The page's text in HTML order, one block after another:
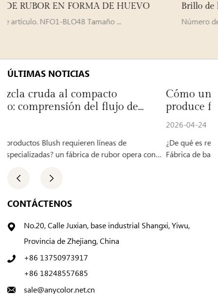
Brillo de labios mate Velvet de Fat Guy
Número de artículo. NF57-LG119 Tamaño ...
ÚLTIMAS NOTICIAS
de
de
Cómo una fábrica de bases
produce fórmulas cosméticas
¿De qué es responsable una fábrica de base
Fábrica de bases líquidas se especializa en producir
CONTÁCTENOS
No.20, Calle Juxian, base industrial Shangxi, Yiwu,
Provincia de Zhejiang, China
+86 13750973917
+86 18248557685
sale@anycolor.net.cn